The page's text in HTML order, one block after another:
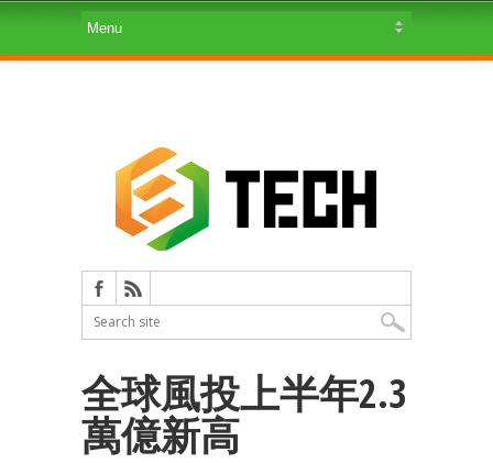
全球風投上半年2.3
萬億新高